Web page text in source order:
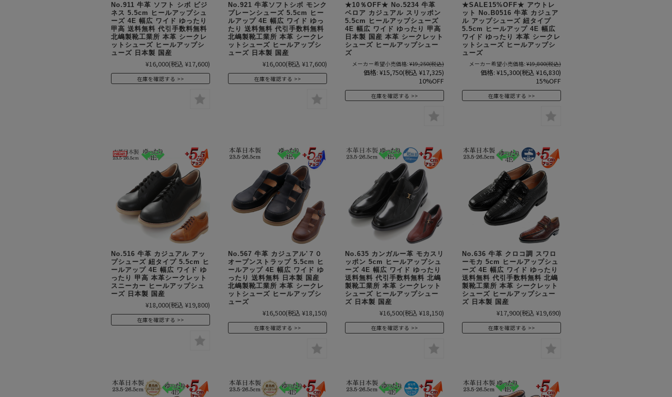
No.911 牛革 ソフト シボ ビジ
ネス 5.5cm ヒールアップシュ
ーズ 4E 幅広 ワイド ゆったり
甲高 送料無料 代引手数料無料
北嶋製靴工業所 本革 シークレ
ットシューズ ヒールアップシ
ューズ 日本製 国産
¥16,000(税込 ¥17,600)
在庫を確認する
No.921 牛革ソフトシボ モンク
プレーンシューズ 5.5cm ヒー
ルアップ 4E 幅広 ワイド ゆっ
たり 送料無料 代引手数料無料
北嶋製靴工業所 本革 シークレ
ットシューズ ヒールアップシ
ューズ 日本製 国産
¥16,000(税込 ¥17,600)
在庫を確認する
★10％OFF★ No.5234 牛革
ベロア カジュアル スリッポン
5.5cm ヒールアップシューズ
4E 幅広 ワイド ゆったり 甲高
日本製 国産 本革 シークレット
シューズ ヒールアップシュー
ズ
メーカー希望小売価格: ¥19,250(税込)
価格: ¥15,750(税込 ¥17,325)
10%OFF
在庫を確認する
★SALE15%OFF★ アウトレ
ット No.B0516 牛革 カジュア
ル アップシューズ 紐タイプ
5.5cm ヒールアップ 4E 幅広
ワイド ゆったり 本革 シークレ
ットシューズ ヒールアップシ
ューズ
メーカー希望小売価格: ¥19,800(税込)
価格: ¥15,300(税込 ¥16,830)
15%OFF
在庫を確認する
No.516 牛革 カジュアル アッ
プシューズ 紐タイプ 5.5cm ヒ
ールアップ 4E 幅広 ワイド ゆ
ったり 甲高 本革シークレット
スニーカー ヒールアップシュ
ーズ 日本製 国産
¥18,000(税込 ¥19,800)
在庫を確認する
No.567 牛革 カジュアル'７０
オープンストラップ 5.5cm ヒ
ールアップ 4E 幅広 ワイド ゆ
ったり 送料無料 日本製 国産
北嶋製靴工業所 本革 シークレ
ットシューズ ヒールアップシ
ューズ
¥16,500(税込 ¥18,150)
在庫を確認する
No.635 カンガルー革 モカスリ
ッポン 5cm ヒールアップシュ
ーズ 4E 幅広 ワイド ゆったり
送料無料 代引手数料無料 北嶋
製靴工業所 本革 シークレット
シューズ ヒールアップシュー
ズ 日本製 国産
¥16,500(税込 ¥18,150)
在庫を確認する
No.636 牛革 クロコ調 スワロ
ーモカ 5cm ヒールアップシュ
ーズ 4E 幅広 ワイド ゆったり
送料無料 代引手数料無料 北嶋
製靴工業所 本革 シークレット
シューズ ヒールアップシュー
ズ 日本製 国産
¥17,900(税込 ¥19,690)
在庫を確認する